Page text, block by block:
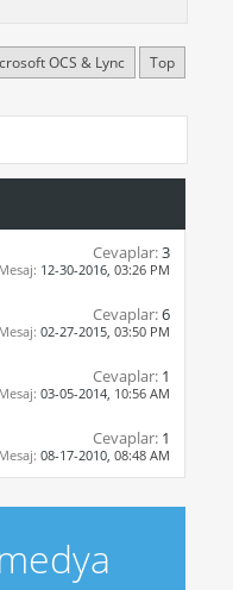
OCS & Lync Top
Cevaplar:3
12-30-2016, 03:26 PM
Cevaplar:6
02-27-2015, 03:50 PM
Cevaplar: 1
03-05-2014, 10:56 AM
Cevaplar: 1
08-17-2010, 08:48 AM